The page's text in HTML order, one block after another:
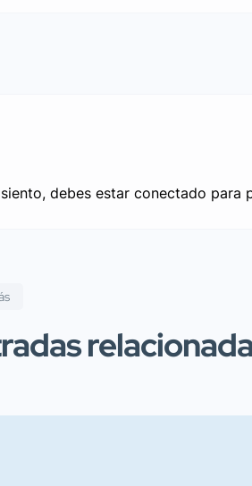
debes estar conectado para